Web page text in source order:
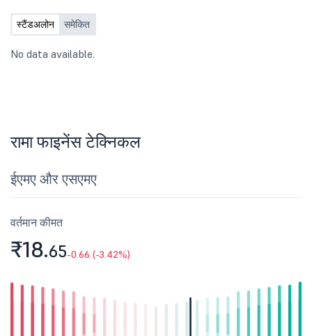
स्टैंडअलोन समेकित
No data available.
रामा फाइनेंस टेक्निकल
ईएमए और एसएमए
वर्तमान कीमत
₹18.65-0.66 (-3.42%)